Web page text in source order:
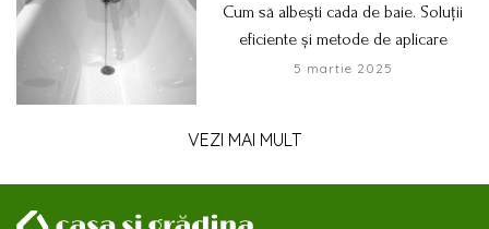
Cum să albești cada de baie. Soluții
eficiente și metode de aplicare
5 martie 2025
VEZI MAI MULT